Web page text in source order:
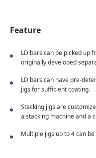
Feature
LD bars can be picked up
originally developed
LD bars can have pre-
jigs for sufficient coating.
Stacking jigs are
a stacking machine and a
Multiple jigs up to 4 can be